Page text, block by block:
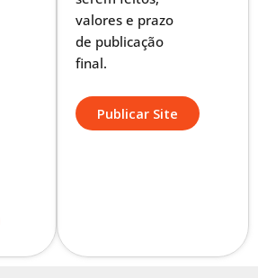
valores e prazo
de publicação
final.
Publicar Site